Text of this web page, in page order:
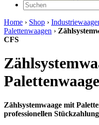
Home › Shop ›
Palettenwaagen ›
CFS
Zählsystemwaage mit
professionellen